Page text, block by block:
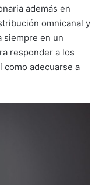
además en
omnicanal y
siempre en un
responder a los
como adecuarse a